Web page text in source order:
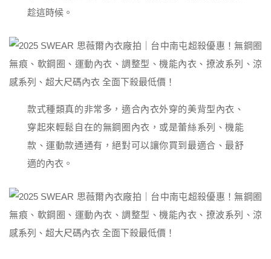
趁這時候。
款式種類真的非常多，適合內衣外穿的美背型內衣、
穿起來輕鬆自在的無鋼圈內衣，或是蕾絲系列、機能
款、運動款通通有，絕對可以讓你買到最適合、最舒
適的內衣。